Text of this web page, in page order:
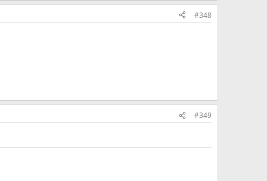
#348
#349